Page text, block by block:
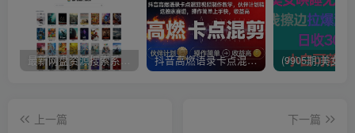
最新网盘资源搜索系统，电视直播，Alist聚合播放 抖音高燃语录卡点混剪视频制作教学，伙伴计划精选独家赛道，操作简单上手快，收益高
上一篇
下一篇